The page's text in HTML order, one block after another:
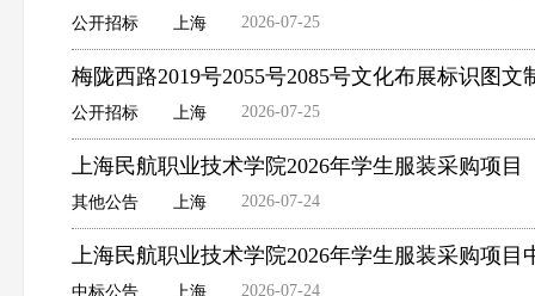
公开招标 上海 2026-07-25
梅陇西路2019号2055号2085号文化布展标识图
公开招标 上海 2026-07-25
上海民航职业技术学院2026年学生服装采购项目
其他公告 上海 2026-07-24
上海民航职业技术学院2026年学生服装采购项目
中标公告 上海 2026-07-24